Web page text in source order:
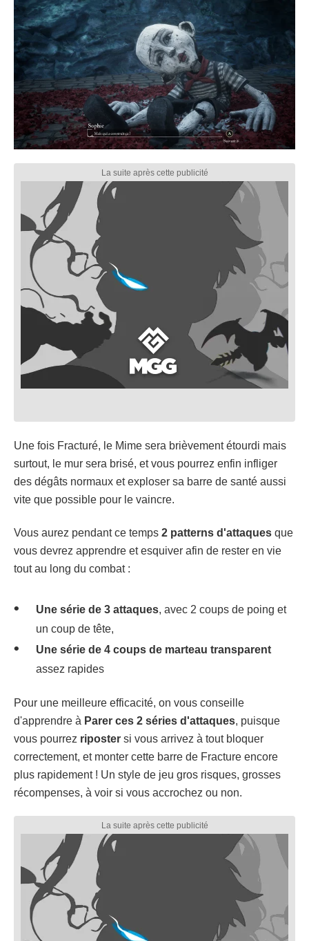
Une fois Fracturé, le Mime sera brièvement étourdi mais
surtout, le mur sera brisé, et vous pourrez enfin infliger
des dégâts normaux et exploser sa barre de santé aussi
vite que possible pour le vaincre.
Vous aurez pendant ce temps 2 patterns d'attaques que
vous devrez apprendre et esquiver afin de rester en vie
tout au long du combat :
Une série de 3 attaques, avec 2 coups de poing et
un coup de tête,
Une série de 4 coups de marteau transparent
assez rapides
Pour une meilleure efficacité, on vous conseille
d'apprendre à Parer ces 2 séries d'attaques, puisque
vous pourrez riposter si vous arrivez à tout bloquer
correctement, et monter cette barre de Fracture encore
plus rapidement ! Un style de jeu gros risques, grosses
récompenses, à voir si vous accrochez ou non.